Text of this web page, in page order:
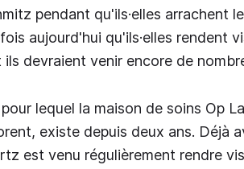
pendant qu'ils·elles arrachent
aujourd'hui qu'ils·elles rendent
devraient venir encore de
lequel la maison de soins Op
existe depuis deux ans. Déjà
est venu régulièrement rendre